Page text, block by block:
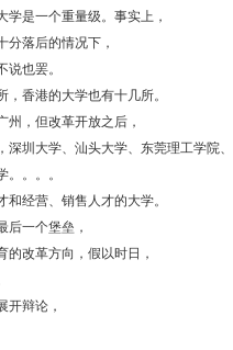
是一个重量级。事实上，
分落后的情况下，
也罢。
香港的大学也有十几所。
，但改革开放之后，
圳大学、汕头大学、东莞理工学院、
。。。
经营、销售人才的大学。
后一个堡垒，
改革方向，假以时日，
开辩论，